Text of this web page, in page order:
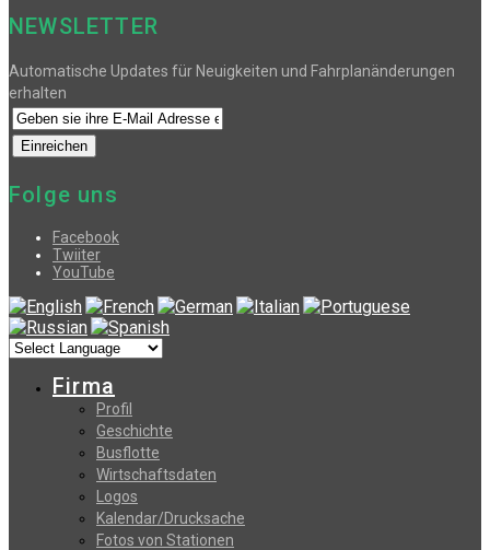
NEWSLETTER
Automatische Updates für Neuigkeiten und Fahrplanänderungen
erhalten
Folge uns
Facebook
Twiiter
YouTube
Firma
Profil
Geschichte
Busflotte
Wirtschaftsdaten
Logos
Kalendar/Drucksache
Fotos von Stationen